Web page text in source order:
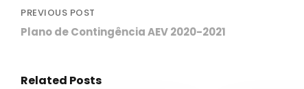
PREVIOUS POST
Plano de Contingência AEV 2020-2021
Related Posts